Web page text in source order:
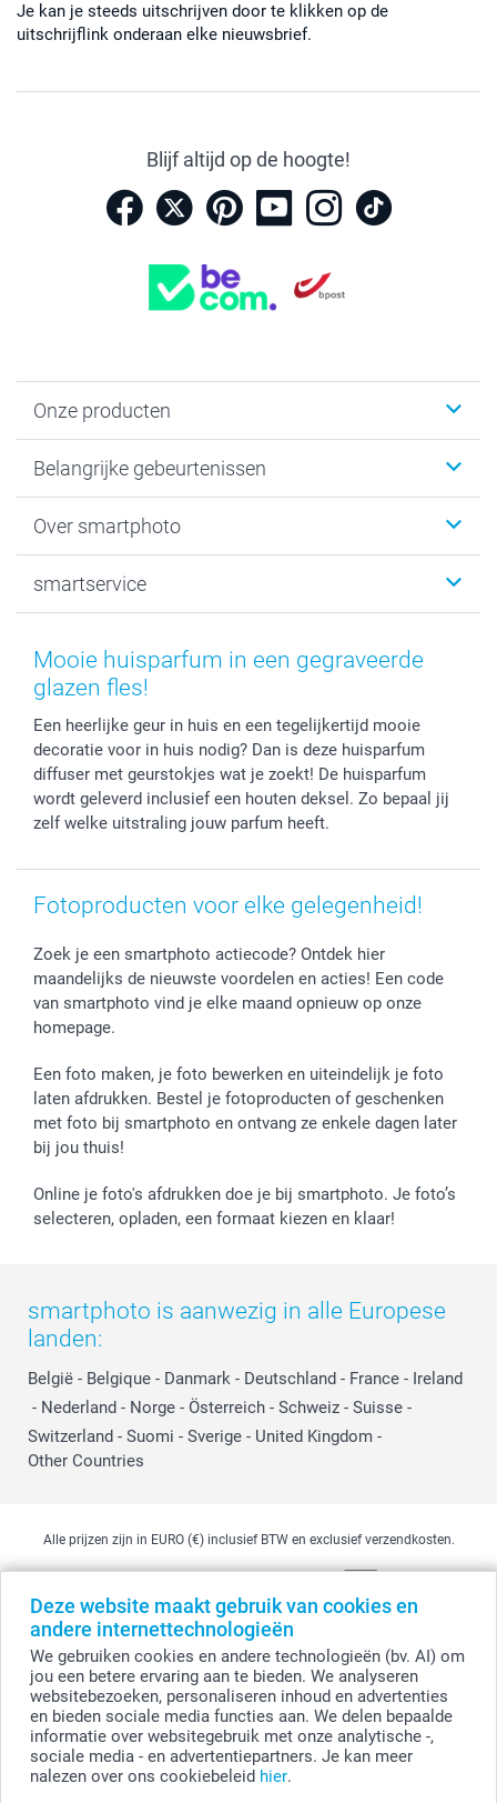
Deze website maakt gebruik van cookies en
andere internettechnologieën
We gebruiken cookies en andere technologieën (bv. AI) om
jou een betere ervaring aan te bieden. We analyseren
websitebezoeken, personaliseren inhoud en advertenties
en bieden sociale media functies aan. We delen bepaalde
informatie over websitegebruik met onze analytische -,
sociale media - en advertentiepartners. Je kan meer
nalezen over ons cookiebeleid hier.
Je kan je steeds uitschrijven door te klikken op de
uitschrijflink onderaan elke nieuwsbrief.
Blijf altijd op de hoogte!
Onze producten
Fotogeschenken
Fotoprints, Fotoposter & Fotoalbum met fotoprints
MyNameBook
Stickers en Etiketten
Fotokaders, Decoratie en Snoepjes
Belangrijke gebeurtenissen
Baby
Communie- en Lentefeest
Geschenken voor hem
Afstuderen
Vaderdag
Verjaardag
Geboorte
Over smartphoto
Duurzaamheid
Voorwaarden
Herroepingsrecht
Wettelijke garantie
Privacybeleid
Cookiebeleid
Prijslijst
smartservice
smartgarantie
smartbonus
Grote bestellingen
Levering
Mijn orderstatus
smartfriends
Mooie huisparfum in een gegraveerde
glazen fles!
Een heerlijke geur in huis en een tegelijkertijd mooie
decoratie voor in huis nodig? Dan is deze huisparfum
diffuser met geurstokjes wat je zoekt! De huisparfum
wordt geleverd inclusief een houten deksel. Zo bepaal jij
zelf welke uitstraling jouw parfum heeft.
Fotoproducten voor elke gelegenheid!
Zoek je een smartphoto actiecode? Ontdek hier
maandelijks de nieuwste voordelen en acties! Een code
van smartphoto vind je elke maand opnieuw op onze
homepage.
Een foto maken, je foto bewerken en uiteindelijk je foto
laten afdrukken. Bestel je fotoproducten of geschenken
met foto bij smartphoto en ontvang ze enkele dagen later
bij jou thuis!
Online je foto's afdrukken doe je bij smartphoto. Je foto’s
selecteren, opladen, een formaat kiezen en klaar!
smartphoto is aanwezig in alle Europese
landen:
België - Belgique - Danmark - Deutschland - France - Ireland
- Nederland - Norge - Österreich - Schweiz - Suisse -
Switzerland - Suomi - Sverige - United Kingdom -
Other Countries
© smartphoto group. Alle rechten voorbehouden
smartphoto group NV.
Kwatrechtsteenweg 160, 9230 Wetteren, België
BTW-nummer BE 0405.706.755
Ondernemingsnummer 0405.706.755.
Bankgegevens: IBAN BE71 2850 2711 5569 - BIC: GEBABEBB
Alle prijzen zijn in EURO (€) inclusief BTW en exclusief verzendkosten.